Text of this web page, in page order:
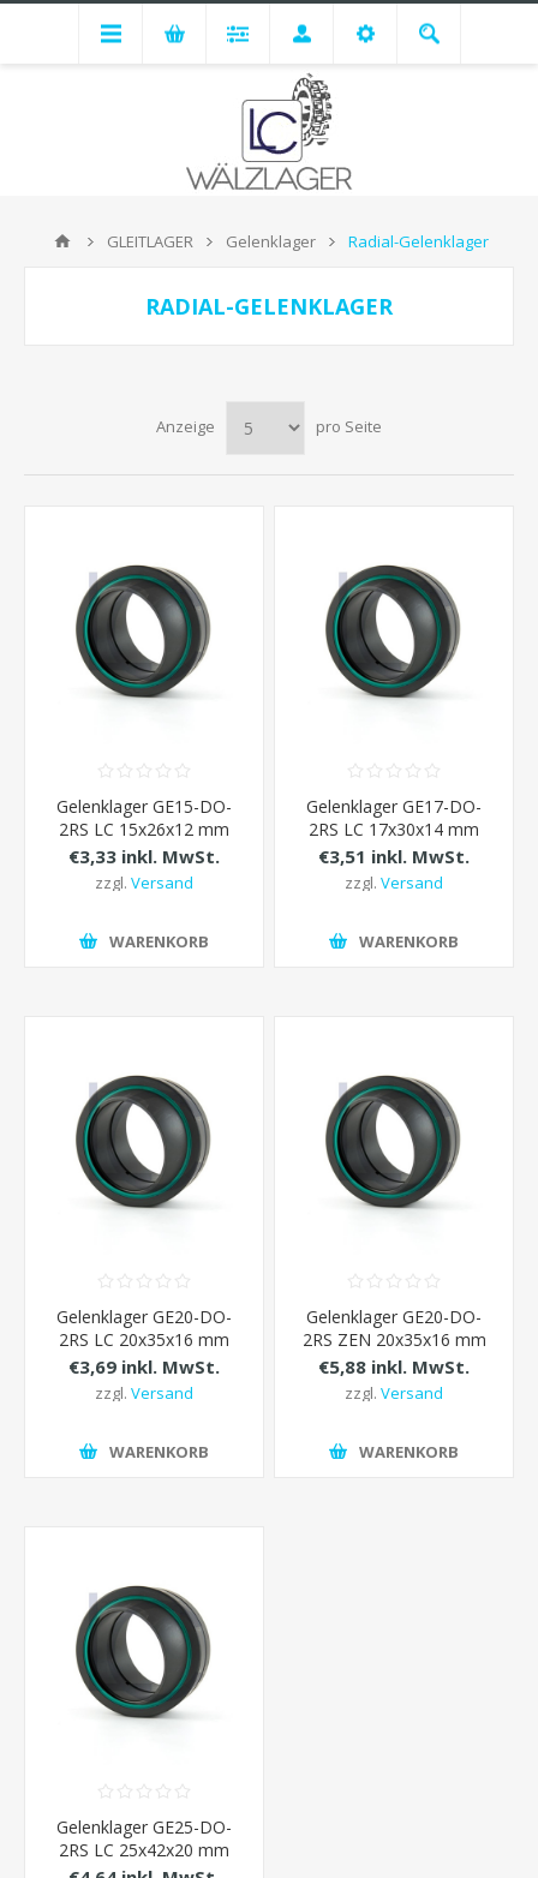
GLEITLAGER Gelenklager Radial-Gelenklager
RADIAL-GELENKLAGER
Anzeige pro Seite
Gelenklager GE15-DO-
2RS LC 15x26x12 mm
€3,33 inkl. MwSt.
zzgl. Versand
WARENKORB
Gelenklager GE17-DO-
2RS LC 17x30x14 mm
€3,51 inkl. MwSt.
zzgl.Versand
WARENKORB
Gelenklager GE20-DO-
2RS LC 20x35x16 mm
€3,69 inkl. MwSt.
zzgl. Versand
WARENKORB
Gelenklager GE20-DO-
2RS ZEN 20x35x16 mm
€5,88 inkl. MwSt.
zzgl.Versand
WARENKORB
Gelenklager GE25-DO-
2RS LC 25x42x20 mm